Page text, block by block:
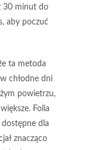
30 minut do
aby poczuć
ta metoda
chłodne dni
powietrzu,
Folia
dla
znacząco